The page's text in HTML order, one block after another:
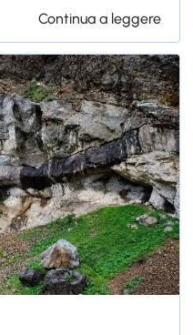
Continua a leggere